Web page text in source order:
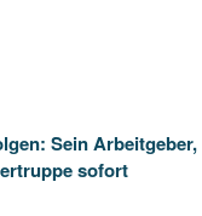
Sein Arbeitgeber,
sofort